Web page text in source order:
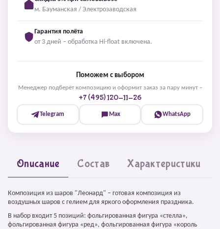
м. Бауманская / Электрозаводская
Гарантия полёта
от 3 дней – обработка Hi-float включена.
Поможем с выбором
Менеджер подберёт композицию и оформит заказ за пару минут –
+7 (495) 120-11-26
Telegram Max WhatsApp
Описание Состав Характеристики
Композиция из шаров "Леонард" – готовая композиция из
воздушных шаров с гелием для яркого оформления праздника.
В набор входит 5 позиций: фольгированная фигура «стелла»,
фольгированная фигура «ред», фольгированная фигура «король